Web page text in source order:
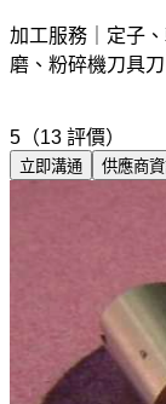
加工服務｜定子
磨、粉碎機刀具
5（13 評價）
立即溝通 供應商